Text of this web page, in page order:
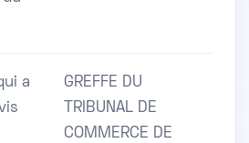
a
GREFFE DU
TRIBUNAL DE
COMMERCE DE